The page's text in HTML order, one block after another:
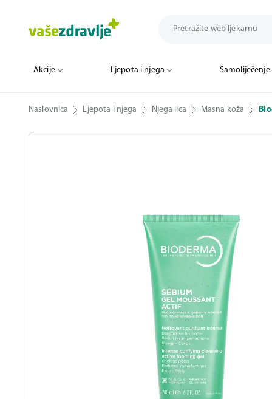
Akcije Ljepota i njega Samoliječenje
Naslovnica Ljepota i njega Njega lica Masna koža